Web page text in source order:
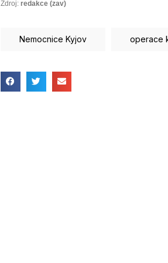
Zdroj: redakce (zav)
Nemocnice Kyjov operace